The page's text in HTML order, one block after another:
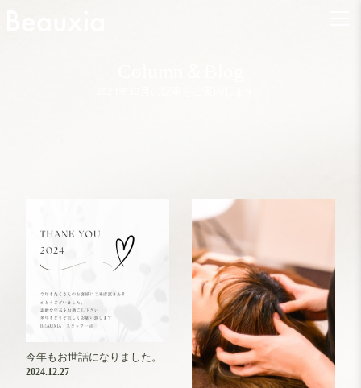
今年もお世話になりました。
2024.12.27